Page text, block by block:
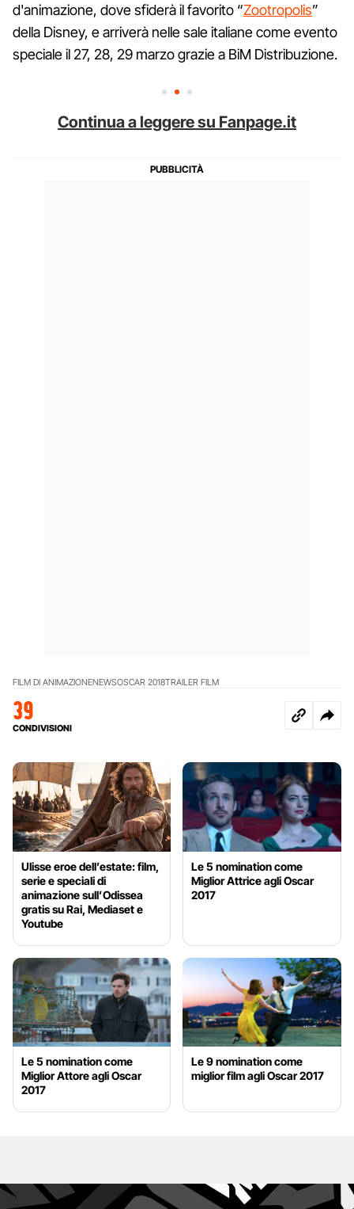
d'animazione, dove sfiderà il favorito “Zootropolis”
della Disney, e arriverà nelle sale italiane come evento
speciale il 27, 28, 29 marzo grazie a BiM Distribuzione.
Continua a leggere su Fanpage.it
FILM DI ANIMAZIONENEWSOSCAR 2018TRAILER FILM
39
CONDIVISIONI
Ulisse eroe dell’estate: film,
serie e speciali di
animazione sull’Odissea
gratis su Rai, Mediaset e
Youtube
Le 5 nomination come
Miglior Attrice agli Oscar
2017
Le 5 nomination come
Miglior Attore agli Oscar
2017
Le 9 nomination come
miglior film agli Oscar 2017